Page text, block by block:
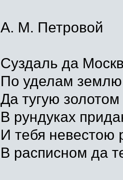
А. М. Петровой
Суздаль да
По уделам
Да тугую
В рундуках
И тебя невестою
В расписном да